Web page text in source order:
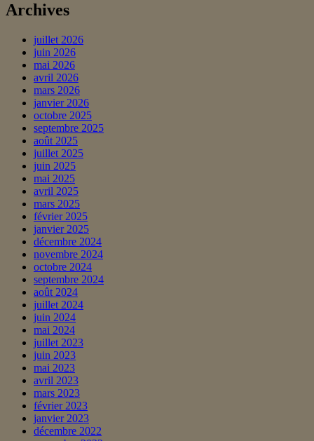
Archives
juillet 2026
juin 2026
mai 2026
avril 2026
mars 2026
janvier 2026
octobre 2025
septembre 2025
août 2025
juillet 2025
juin 2025
mai 2025
avril 2025
mars 2025
février 2025
janvier 2025
décembre 2024
novembre 2024
octobre 2024
septembre 2024
août 2024
juillet 2024
juin 2024
mai 2024
juillet 2023
juin 2023
mai 2023
avril 2023
mars 2023
février 2023
janvier 2023
décembre 2022